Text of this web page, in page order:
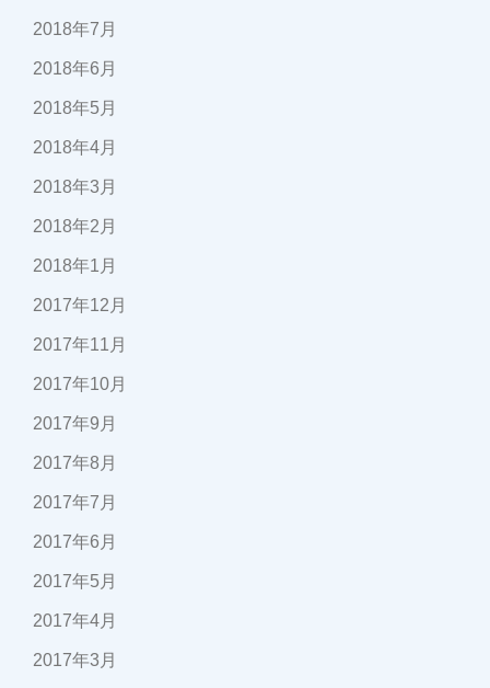
2018年7月
2018年6月
2018年5月
2018年4月
2018年3月
2018年2月
2018年1月
2017年12月
2017年11月
2017年10月
2017年9月
2017年8月
2017年7月
2017年6月
2017年5月
2017年4月
2017年3月